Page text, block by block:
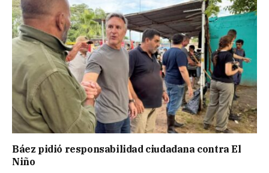
Báez pidió responsabilidad ciudadana contra El
Niño